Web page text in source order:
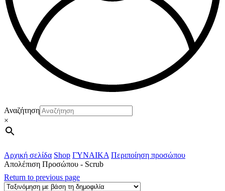
Αναζήτηση
×
Αρχική σελίδα Shop ΓΥΝΑΙΚΑ Περιποίηση προσώπου
Απολέπιση Προσώπου - Scrub
Return to previous page